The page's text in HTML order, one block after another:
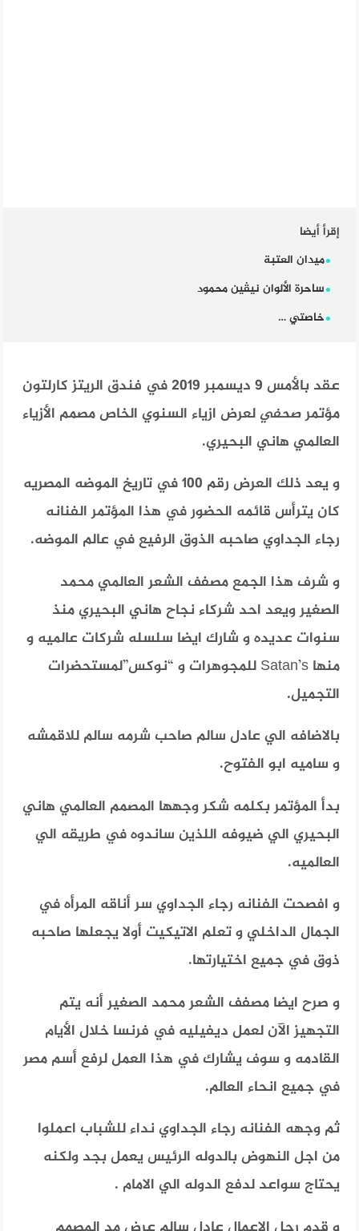
إقرأ أيضا
ميدان العتبة
ساحرة الألوان نيڤين محمود
خاصتي …
عقد بالأمس 9 ديسمبر 2019 في فندق الريتز كارلتون
مؤتمرصحفي لعرض ازياء السنوي الخاص مصمم الأزياء
العالمي هاني البحيري.
و يعد ذلك العرض رقم 100 في تاريخ الموضه المصريه
كان يترأس قائمه الحضور في هذا المؤتمر الفنانه
رجاء الجداوي صاحبه الذوق الرفيع في عالم الموضه.
و شرف هذا الجمع مصفف الشعر العالمي محمد
الصغير ويعد احد شركاء نجاح هاني البحيري منذ
سنوات عديده و شارك ايضا سلسله شركات عالميه و
منها Satan’s للمجوهرات و “نوكس”لمستحضرات
التجميل.
بالاضافه الي عادل سالم صاحب شرمه سالم للاقمشه
و ساميه ابو الفتوح.
بدأ المؤتمر بكلمه شكر وجهها المصمم العالمي هاني
البحيري الي ضيوفه اللذين ساندوه في طريقه الي
العالميه.
و افصحت الفنانه رجاء الجداوي سر أناقه المرأه في
الجمال الداخلي و تعلم الاتيكيت أولا يجعلها صاحبه
ذوق في جميع اختيارتها.
و صرح ايضا مصفف الشعر محمد الصغير أنه يتم
التجهيز الآن لعمل ديفيليه في فرنسا خلال الأيام
القادمه و سوف يشارك في هذا العمل لرفع أسم مصر
في جميع انحاء العالم.
ثم وجهه الفنانه رجاء الجداوي نداء للشباب اعملوا
من اجل النهوض بالدوله الرئيس يعمل بجد ولكنه
يحتاج سواعد لدفع الدوله الي الامام .